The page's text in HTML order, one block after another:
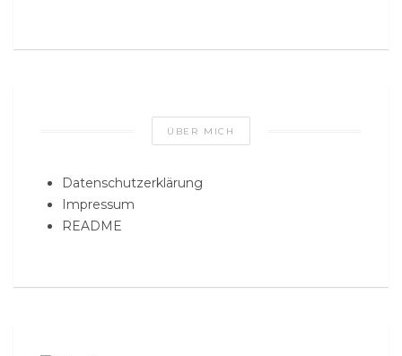
ÜBER MICH
Datenschutzerklärung
Impressum
README